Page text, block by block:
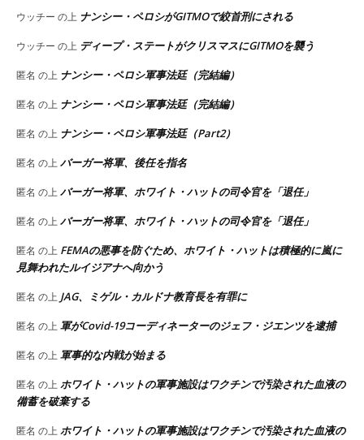
ウッチー の上 ナンシー・ペロシがGITMOで絞首刑にされる
ウッチー の上 ディープ・ステートがクリスマスにGITMOを襲う
匿名 の上 ナンシー・ペロシ軍事法廷（完結編）
匿名 の上 ナンシー・ペロシ軍事法廷（完結編）
匿名 の上 ナンシー・ペロシ軍事法廷（Part2）
匿名 の上 バーガー将軍、後任を指名
匿名 の上 バーガー将軍、ホワイト・ハットの司令官を「退任」
匿名 の上 バーガー将軍、ホワイト・ハットの司令官を「退任」
匿名 の上 FEMAの悪事を防ぐため、ホワイト・ハットは積極的に嵐に
見舞われたルイジアナへ向かう
匿名 の上 JAG、ミゲル・カルドナ教育長を有罪に
匿名 の上 軍がCovid-19コーディネーターのジェフ・ジエンツを逮捕
匿名 の上 軍事的な内戦が始まる
匿名 の上 ホワイト・ハットの軍事施設はワクチンで汚染された血液の
備蓄を破棄する
匿名 の上 ホワイト・ハットの軍事施設はワクチンで汚染された血液の